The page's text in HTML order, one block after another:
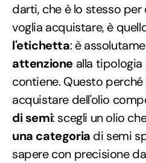
darti, che è lo stesso
voglia acquistare, è
l'etichetta: è
attenzione alla tipologia
contiene. Questo
acquistare dell'olio
di semi: scegli un olio
una categoria di semi
sapere con precisione da